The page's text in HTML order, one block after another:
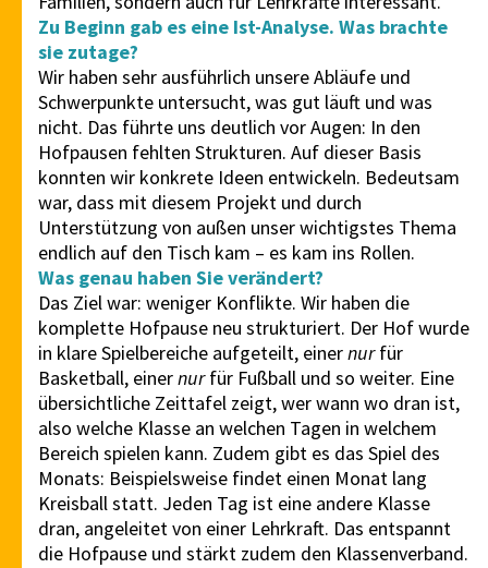
Zu Beginn gab es eine Ist-Analyse. Was brachte
sie zutage?
Wir haben sehr ausführlich unsere Abläufe und
Schwerpunkte untersucht, was gut läuft und was
nicht. Das führte uns deutlich vor Augen: In den
Hofpausen fehlten Strukturen. Auf dieser Basis
konnten wir konkrete Ideen entwickeln. Bedeutsam
war, dass mit diesem Projekt und durch
Unterstützung von außen unser wichtigstes Thema
endlich auf den Tisch kam – es kam ins Rollen.
Was genau haben Sie verändert?
Das Ziel war: weniger Konflikte. Wir haben die
komplette Hofpause neu strukturiert. Der Hof wurde
in klare Spielbereiche aufgeteilt, einernurfür
Basketball, einernurfür Fußball und so weiter. Eine
übersichtliche Zeittafel zeigt, wer wann wo dran ist,
also welche Klasse an welchen Tagen in welchem
Bereich spielen kann. Zudem gibt es das Spiel des
Monats: Beispielsweise findet einen Monat lang
Kreisball statt. Jeden Tag ist eine andere Klasse
dran, angeleitet von einer Lehrkraft. Das entspannt
die Hofpause und stärkt zudem den Klassenverband.